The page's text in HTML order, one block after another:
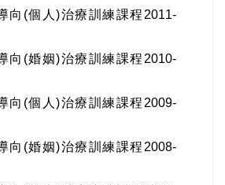
向(個人)治療訓練課程2011-
向(婚姻)治療訓練課程2010-
向(個人)治療訓練課程2009-
向(婚姻)治療訓練課程2008-